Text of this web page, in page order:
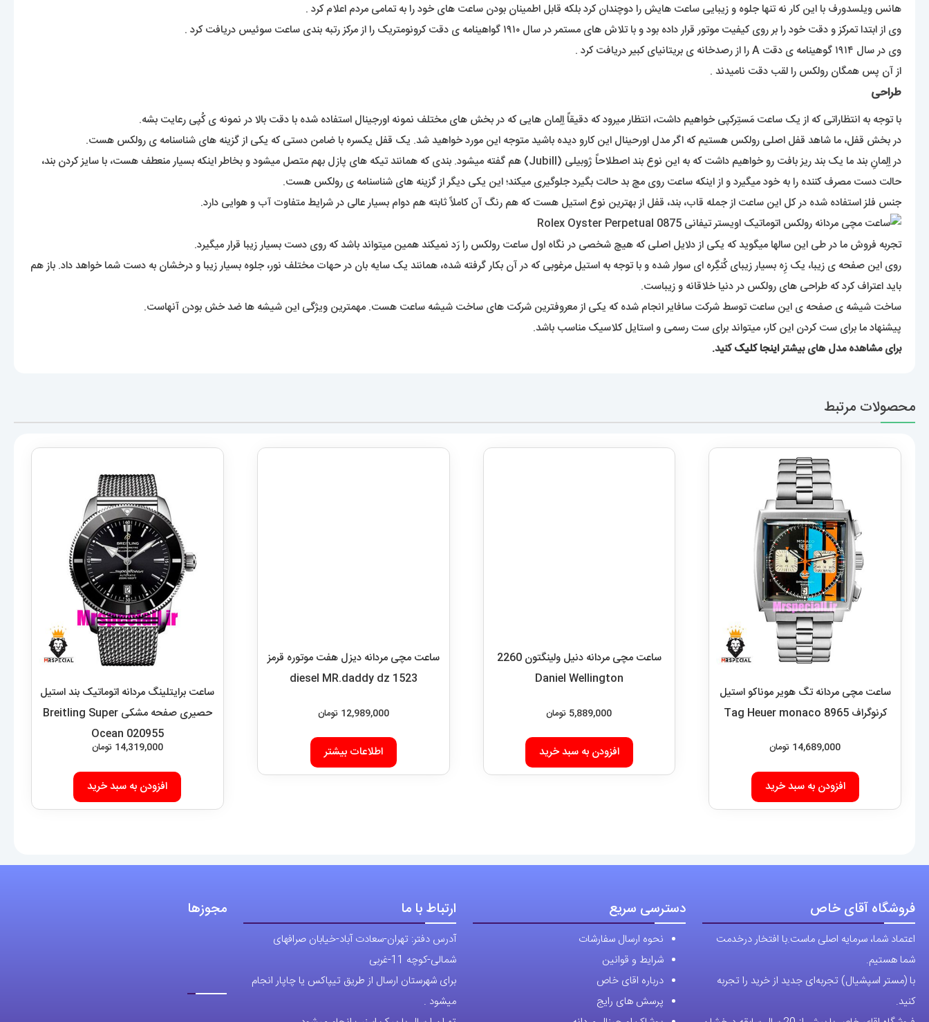
هانس ویلسدورف با این کار نه تنها جلوه و زیبایی ساعت هایش را دوچندان کرد بلکه قابل اطمینان بودن ساعت های خود را به تمامی مردم اعلام کرد .
وی از ابتدا تمرکز و دقت خود را بر روی کیفیت موتور قرار داده بود و با تلاش های مستمر در سال ۱۹۱۰ گواهینامه ی دقت کرونومتریک را از مرکز رتبه بندی ساعت سوئیس دریافت کرد .
وی در سال ۱۹۱۴ گوهینامه ی دقت A را از رصدخانه ی بریتانیای کبیر دریافت کرد .
از آن پس همگان رولکس را لقب دقت نامیدند .
طراحی
با توجه به انتظاراتی که از یک ساعت مَستِرکپی خواهیم داشت، انتظار میرود که دقیقاً اِلِمان هایی که در بخش های مختلف نمونه اورجینال استفاده شده با دقت بالا در نمونه ی کُپی رعایت بشه.
در بخش قفل، ما شاهد قفل اصلی رولکس هستیم که اگر مدل اورحینال این کارو دیده باشید متوجه این مورد خواهید شد. یک قفل یکسره با ضامن دستی که یکی از گزینه های شناسنامه ی رولکس هست.
در اِلِمانِ بند ما یک بند ریز بافت رو خواهیم داشت که به این نوع بند اصطلاحاً ژوبیلی (Jubill) هم گفته میشود. بندی که همانند تیکه های پازل بهم متصل میشود و بخاطر اینکه بسیار منعطف هست، با سایز کردن بند،
حالت دست مصرف کننده را به خود میگیرد و از اینکه ساعت روی مچ بد حالت بگیرد جلوگیری میکند؛ این یکی دیگر از گزینه های شناسنامه ی رولکس هست.
جنس فلز استفاده شده در کل این ساعت از جمله قاب، بند، قفل از بهترین نوع استیل هست که هم رنگ آن کاملاً ثابته هم دوام بسیار عالی در شرایط متفاوت آب و هوایی دارد.
تجربه فروش ما در طی این سالها میگوید که یکی از دلایل اصلی که هیچ شخصی در نگاه اول ساعت رولکس را رَد نمیکند همین میتواند باشد که روی دست بسیار زیبا قرار میگیرد.
روی این صفحه ی زیبا، یک زِه بسیار زیبای کُنگِره ای سوار شده و با توجه به استیل مرغوبی که در آن بکار گرفته شده، همانند یک سایه بان در حهات مختلف نور، جلوه بسیار زیبا و درخشان به دست شما خواهد داد. باز هم
باید اعتراف کرد که طراحی های رولکس در دنیا خلاقانه و زیباست.
ساخت شیشه ی صفحه ی این ساعت توسط شرکت سافایر انجام شده که یکی از معروفترین شرکت های ساخت شیشه ساعت هست. مهمترین ویژگی این شیشه ها ضد خش بودن آنهاست.
پیشنهاد ما برای ست کردن این کار، میتواند برای ست رسمی و استایل کلاسیک مناسب باشد.
برای مشاهده مدل های بیشتراینجا کلیککنید.
محصولات مرتبط
ساعت مچی مردانه تگ هویر موناکو استیل
کرنوگراف Tag Heuer monaco 8965
14,689,000 تومان
افزودن به سبد خرید
ساعت مچی مردانه دنیل ولینگتون 2260
Daniel Wellington
5,889,000 تومان
افزودن به سبد خرید
ساعت برایتلینگ مردانه اتوماتیک بند استیل
حصیری صفحه مشکی Breitling Super
Ocean 020955
14,319,000 تومان
افزودن به سبد خرید
فروشگاه آقای خاص
اعتماد شما، سرمایه اصلی ماست.با افتخار درخدمت
شما هستیم.
با (مستر اسپشیال) تجربه‌ای جدید از خرید را تجربه
کنید.
دسترسی سریع
نحوه ارسال سفارشات
شرایط و قوانین
درباره اقای خاص
پرسش های رایج
ارتباط با ما
آدرس دفتر: تهران-سعادت آباد-خیابان صرافهای
شمالی-کوچه 11-غربی
برای شهرستان ارسال از طریق تیپاکس یا چاپار انجام
میشود .
مجوزها